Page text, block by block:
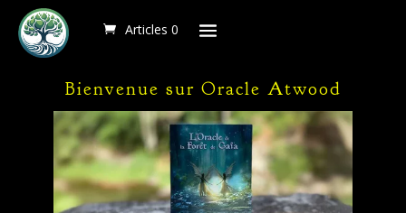
Articles 0
Articles 0
Articles 0
Bienvenue sur Oracle Atwood